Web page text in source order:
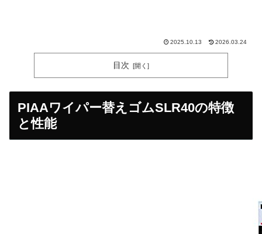
2025.10.13 2026.03.24
目次
PIAAワイパー替えゴムSLR40の特徴
と性能